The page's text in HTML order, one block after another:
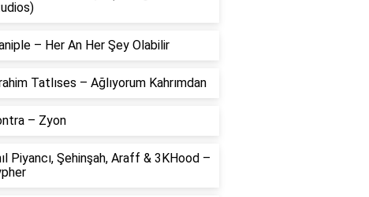
– Her An Her Şey Olabilir
Tatlıses – Ağlıyorum Kahrımdan
– Zyon
Piyancı, Şehinşah, Araff & 3KHood –